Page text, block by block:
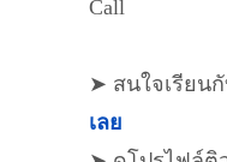
Call
➤ สนใจเรียน
เลย